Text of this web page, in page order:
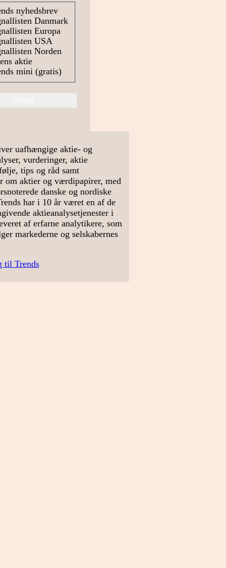
nyhedsbrev
Danmark
Europa
USA
Norden
aktie
mini (gratis)
uafhængige aktie- og
vurderinger, aktie
tips og råd samt
om aktier og værdipapirer, med
danske og nordiske
har i 10 år været en af de
aktieanalysetjenester i
af erfarne analytikere, som
markederne og selskabernes
til Trends